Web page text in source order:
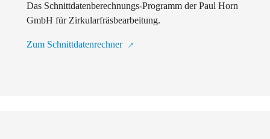
Das Schnittdatenberechnungs-Programm der Paul Horn
GmbH für Zirkularfräsbearbeitung.
Zum Schnittdatenrechner